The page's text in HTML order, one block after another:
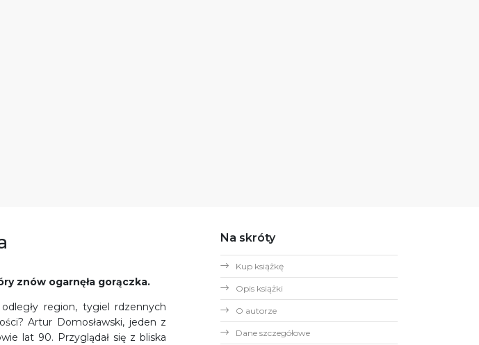
znów ogarnęła gorączka.
region, tygiel rdzennych
Artur Domosławski, jeden z
lat 90. Przyglądał się z bliska
Na skróty
Kup książkę
Opis książki
O autorze
Dane szczegółowe